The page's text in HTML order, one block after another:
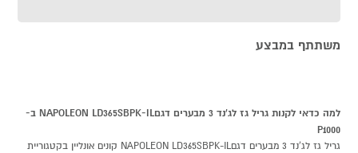
משתתף במבצע
למה כדאי לקנות גריל גז לג'נד 3 מבערים דגםNAPOLEON LD365SBPK-IL ב-
P1000
גריל גז לג'נד 3 מבערים דגםNAPOLEON LD365SBPK-IL קונים אונליין בקטגוריית